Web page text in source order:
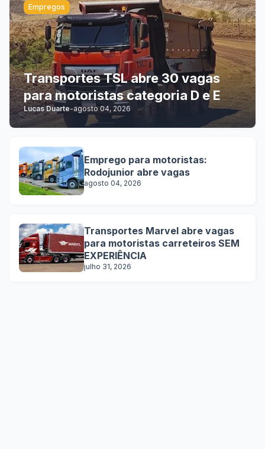
Empregos
Transportes TSL abre 30 vagas
para motoristas categoria D e E
Lucas Duarte-agosto 04, 2026
Emprego para motoristas:
Rodojunior abre vagas
agosto 04, 2026
Transportes Marvel abre vagas
para motoristas carreteiros SEM
EXPERIÊNCIA
julho 31, 2026